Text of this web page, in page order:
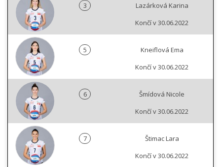
3
Lazárková Karina
Končí v 30.06.2022
5
Kneiflová Ema
Končí v 30.06.2022
6
Šmídová Nicole
Končí v 30.06.2022
7
Štimac Lara
Končí v 30.06.2022